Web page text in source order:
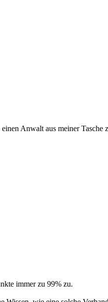
Anwalt aus meiner Tasche
immer zu 99% zu.